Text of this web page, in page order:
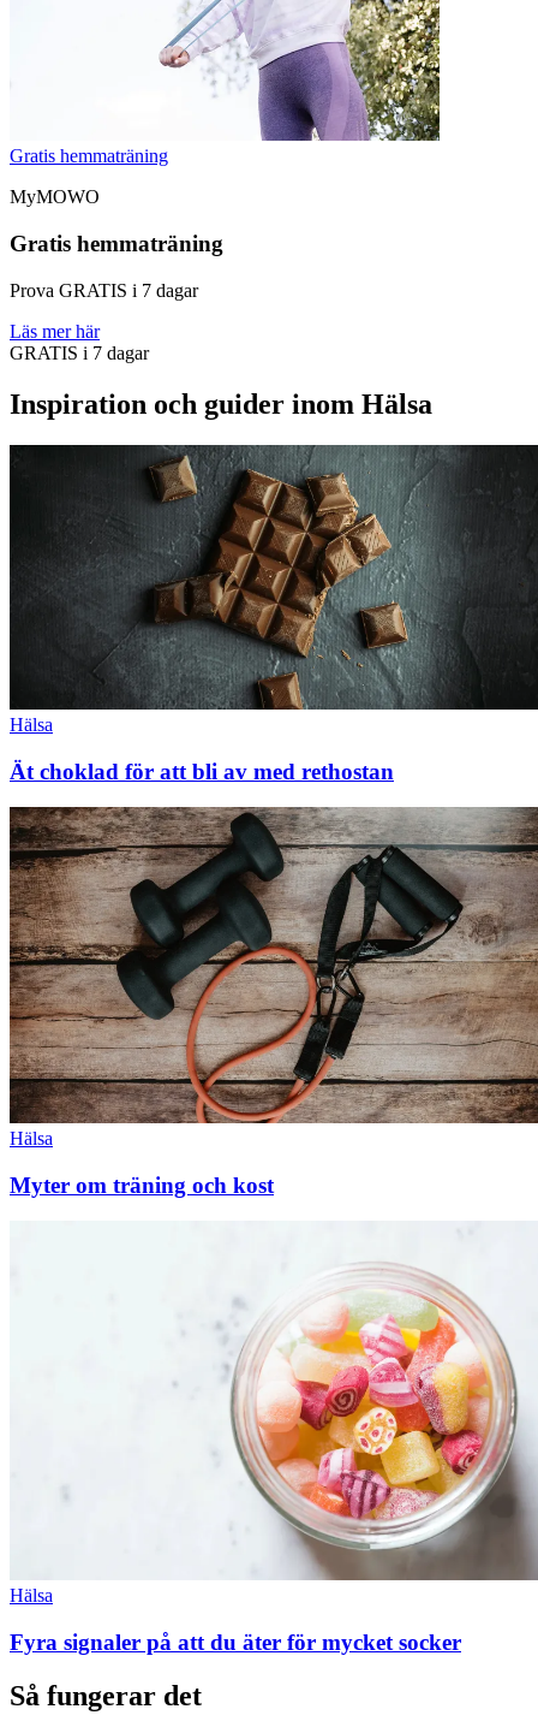
Gratis hemmaträning
MyMOWO
Gratis hemmaträning
Prova GRATIS i 7 dagar
Läs mer här
GRATIS i 7 dagar
Inspiration och guider inom Hälsa
Hälsa
Ät choklad för att bli av med rethostan
Hälsa
Myter om träning och kost
Hälsa
Fyra signaler på att du äter för mycket socker
Så fungerar det